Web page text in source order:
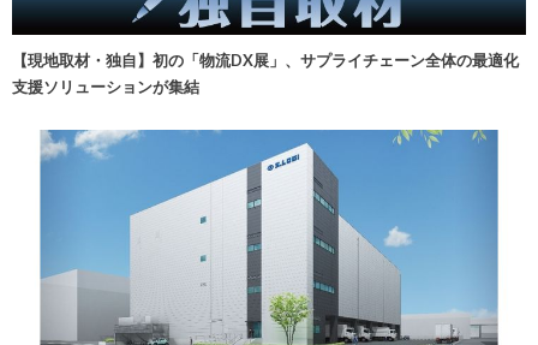
【現地取材・独自】初の「物流DX展」、サプライチェーン全体の最適化
支援ソリューションが集結